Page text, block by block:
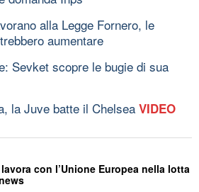
alla Legge Fornero, le
aumentare
Sevket scopre le bugie di sua
la Juve batte il Chelsea VIDEO
con l’Unione Europea nella lotta